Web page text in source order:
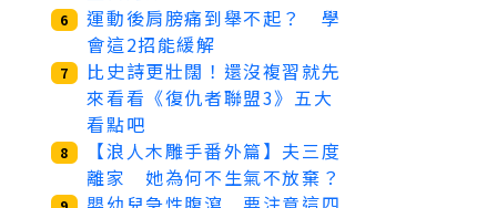
6
運動後肩膀痛到舉不起？ 學
會這2招能緩解
7
比史詩更壯闊！還沒複習就先
來看看《復仇者聯盟3》五大
看點吧
8
【浪人木雕手番外篇】夫三度
離家 她為何不生氣不放棄？